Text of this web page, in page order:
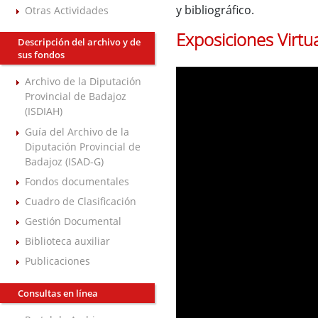
Otras Actividades
Descripción del archivo y de
sus fondos
Archivo de la Diputación
Provincial de Badajoz
(ISDIAH)
Guía del Archivo de la
Diputación Provincial de
Badajoz (ISAD-G)
Fondos documentales
Cuadro de Clasificación
Gestión Documental
Biblioteca auxiliar
Publicaciones
Consultas en línea
y bibliográfico.
Exposiciones